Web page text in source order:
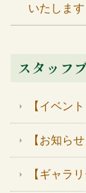
いたします
スタッフ
【イベン
【お知ら
【ギャラ